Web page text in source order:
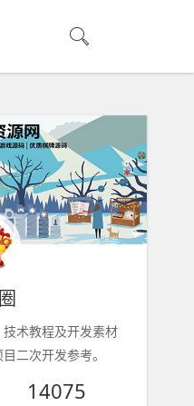
术教程及开发素材
二次开发参考。
14075